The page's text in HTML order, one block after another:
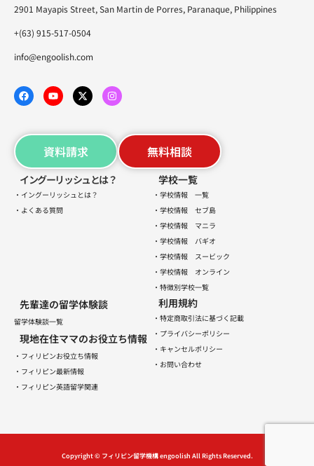
2901 Mayapis Street, San Martin de Porres, Paranaque, Philippines
+(63) 915-517-0504
info@engoolish.com
資料請求 無料相談
イングーリッシュとは？
・イングーリッシュとは？
・よくある質問
学校一覧
・学校情報 一覧
・学校情報 セブ島
・学校情報 マニラ
・学校情報 バギオ
・学校情報 スービック
・学校情報 オンライン
・特徴別学校一覧
先輩達の留学体験談
留学体験談一覧
現地在住ママのお役立ち情報
・フィリピンお役立ち情報
・フィリピン最新情報
・フィリピン英語留学関連
利用規約
・特定商取引法に基づく記載
・プライバシーポリシー
・キャンセルポリシー
・お問い合わせ
Copyright © フィリピン留学機構 engoolish All Rights Reserved.